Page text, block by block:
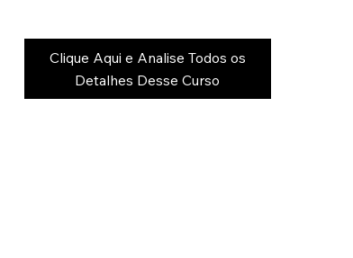
Clique Aqui e Analise Todos os
Detalhes Desse Curso